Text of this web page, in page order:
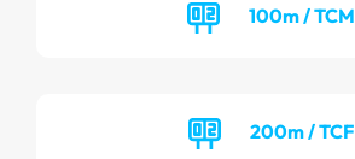
100m / TCM
200m / TCF